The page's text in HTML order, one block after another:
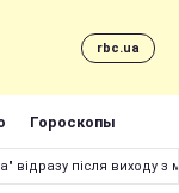
rbc.ua
Гороскопы
відразу після виходу з